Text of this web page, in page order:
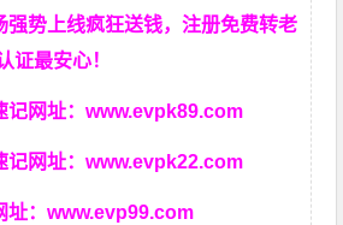
强势上线疯狂送钱，注册免费转老
证最安心！
记网址：www.evpk89.com
记网址：www.evpk22.com
址：www.evp99.com